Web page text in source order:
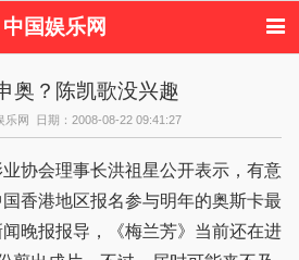
中国娱乐网
乐 韩国娱乐
闻 影视新闻
明星
欧美明星八卦
奥？陈凯歌没兴趣
乐网 日期：2008-08-22 09:41:27
协会理事长洪祖星公开表示，有意
香港地区报名参与明年的奥斯卡最
晚报报导，《梅兰芳》当前还在进